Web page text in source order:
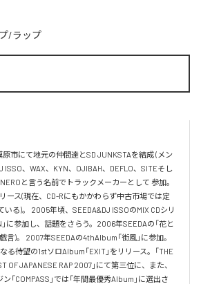
/ラップ
市にて地元の仲間達とSD JUNKSTAを結成 (メン
ISSO、WAX、KYN、OJIBAH、DEFLO、SITEそし
と言う名前でトラックメーカーとして 参加。
ース(現在、CD-Rにもかかわらず中古市場では定
る)。 2005年頃、SEEDA&DJ ISSOのMIX CDシリ
」に参加し、話題をさらう。2006年SEEDAの「花と
言)。 2007年SEEDAの4thAlbum「街風」に参加。
る待望の1stソロAlbum「EXIT」をリリース。「THE
OF JAPANESE RAP 2007」にて第三位に、また、
「COMPASS」では「年間最優秀Album」に選出さ